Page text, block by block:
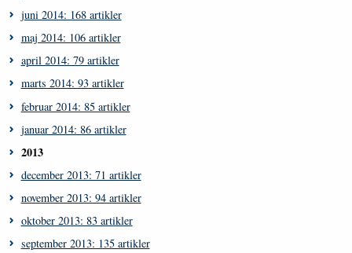
juni 2014: 168 artikler
maj 2014: 106 artikler
april 2014: 79 artikler
marts 2014: 93 artikler
februar 2014: 85 artikler
januar 2014: 86 artikler
2013
december 2013: 71 artikler
november 2013: 94 artikler
oktober 2013: 83 artikler
september 2013: 135 artikler